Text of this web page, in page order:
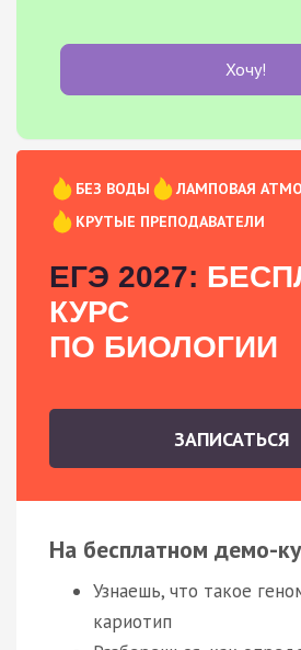
Хочу!
БЕЗ ВОДЫ
ЛАМПОВАЯ
КРУТЫЕ ПРЕПОДАВАТЕЛИ
ЕГЭ 2027:
КУРС
ПО БИОЛОГИИ
ЗАПИСАТЬСЯ
На бесплатном демо-
Узнаешь, что такое
кариотип